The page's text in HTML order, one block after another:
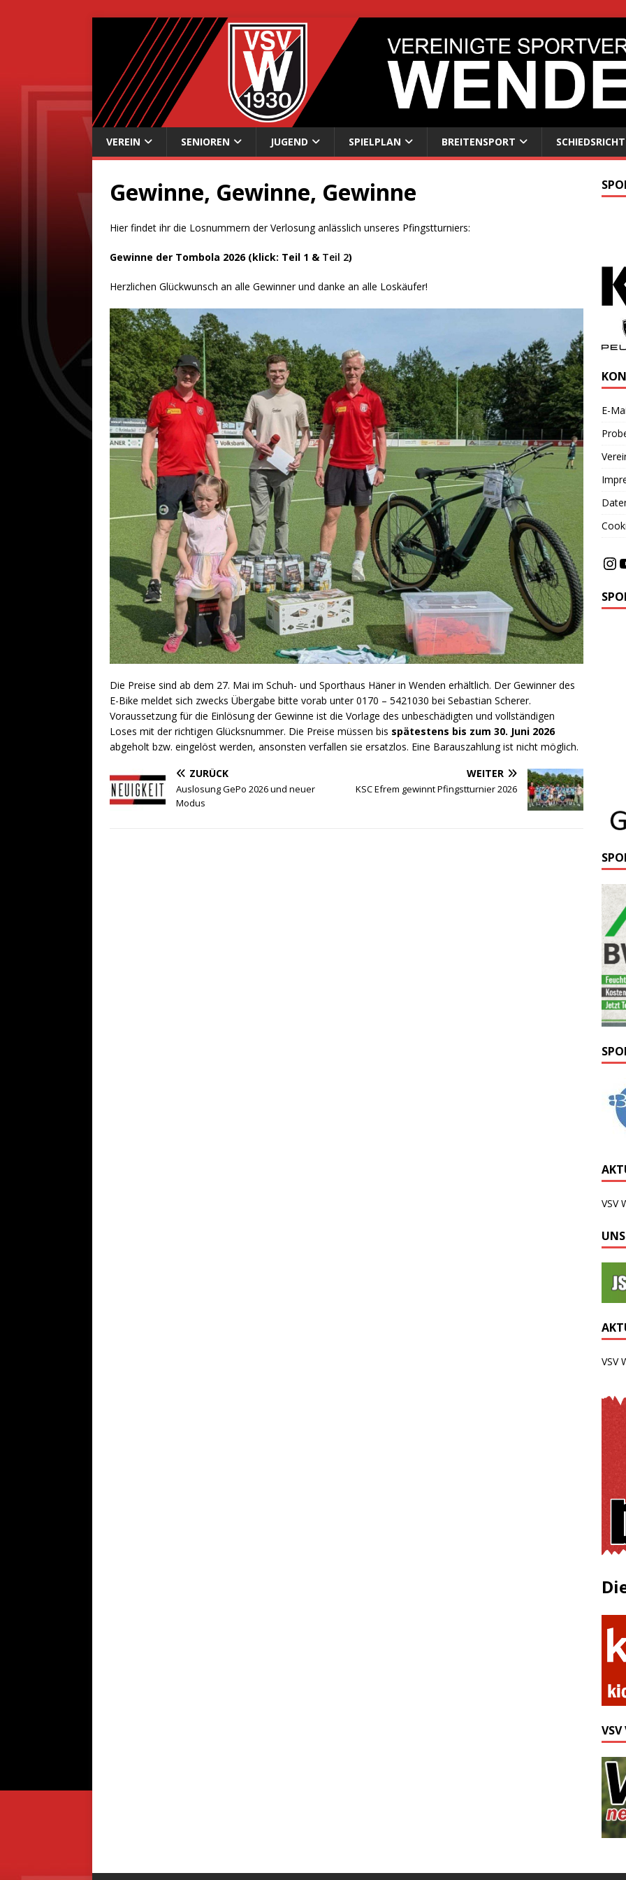
VEREIN SENIOREN JUGEND SPIELPLAN BREITENSPORT
Gewinne, Gewinne, Gewinne
Hier findet ihr die Losnummern der Verlosung anlässlich unseres Pfingstturniers:
Gewinne der Tombola 2026 (klick: Teil 1 & Teil 2)
Herzlichen Glückwunsch an alle Gewinner und danke an alle Loskäufer!
Die Preise sind ab dem 27. Mai im Schuh- und Sporthaus Häner in Wenden erhältlich. Der Gewinner des
E-Bike meldet sich zwecks Übergabe bitte vorab unter 0170 – 5421030 bei Sebastian Scherer.
Voraussetzung für die Einlösung der Gewinne ist die Vorlage des unbeschädigten und vollständigen
Loses mit der richtigen Glücksnummer. Die Preise müssen bis spätestens bis zum 30. Juni 2026
abgeholt bzw. eingelöst werden, ansonsten verfallen sie ersatzlos. Eine Barauszahlung ist nicht möglich.
ZURÜCK
Auslosung GePo 2026 und neuer
Modus
WEITER
KSC Efrem gewinnt Pfingstturnier 2026
E-
VSV
VSV
VSV